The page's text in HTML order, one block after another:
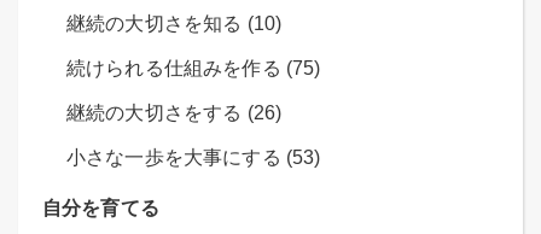
継続の大切さを知る (10)
続けられる仕組みを作る (75)
継続の大切さをする (26)
小さな一歩を大事にする (53)
自分を育てる